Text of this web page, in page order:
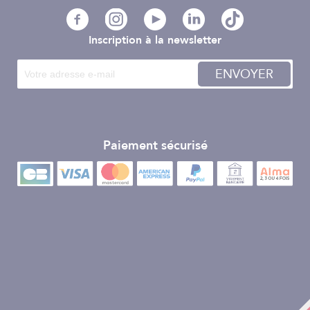
Inscription à la newsletter
ENVOYER
Paiement sécurisé